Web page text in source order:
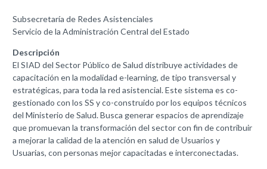
Subsecretaría de Redes Asistenciales
Servicio de la Administración Central del Estado
Descripción
El SIAD del Sector Público de Salud distribuye actividades de
capacitación en la modalidad e-learning, de tipo transversal y
estratégicas, para toda la red asistencial. Este sistema es co-
gestionado con los SS y co-construido por los equipos técnicos
del Ministerio de Salud. Busca generar espacios de aprendizaje
que promuevan la transformación del sector con fin de contribuir
a mejorar la calidad de la atención en salud de Usuarios y
Usuarias, con personas mejor capacitadas e interconectadas.